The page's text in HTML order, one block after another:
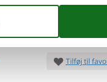
Tilføj til